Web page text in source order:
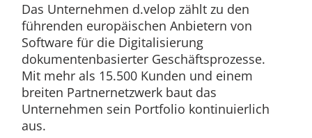
Das Unternehmen d.velop zählt zu den
führenden europäischen Anbietern von
Software für die Digitalisierung
dokumentenbasierter Geschäftsprozesse.
Mit mehr als 15.500 Kunden und einem
breiten Partnernetzwerk baut das
Unternehmen sein Portfolio kontinuierlich
aus.